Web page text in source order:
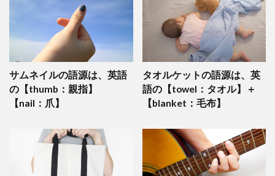
サムネイルの語源は、英語
の【thumb：親指】
【nail：爪】
タオルケットの語源は、英
語の【towel：タオル】＋
【blanket：毛布】